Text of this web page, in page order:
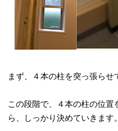
まず、４本の柱を突っ張らせ
この段階で、４本の柱の位
ら、しっかり決めていきます。